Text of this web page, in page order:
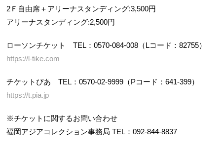
2Ｆ自由席＋アリーナスタンディング:3,500円
アリーナスタンディング:2,500円
ローソンチケット TEL：0570-084-008（Lコード：82755）
https://l-tike.com
チケットぴあ TEL：0570-02-9999（Pコード：641-399）
https://t.pia.jp
※チケットに関するお問い合わせ
福岡アジアコレクション事務局 TEL：092-844-8837